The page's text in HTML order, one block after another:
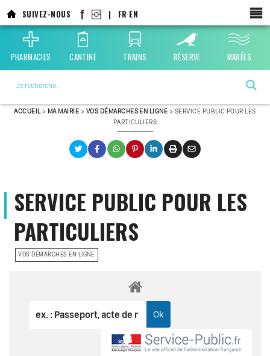
SUIVEZ-NOUS | FR EN
PHARMACIES CANTINE TRAINS RÉSERVE MARÉES
ACCUEIL> MA MAIRIE > VOS DÉMARCHES EN LIGNE > SERVICE PUBLIC POUR LES
PARTICULIERS
SERVICE PUBLIC POUR LES
PARTICULIERS
VOS DÉMARCHES EN LIGNE